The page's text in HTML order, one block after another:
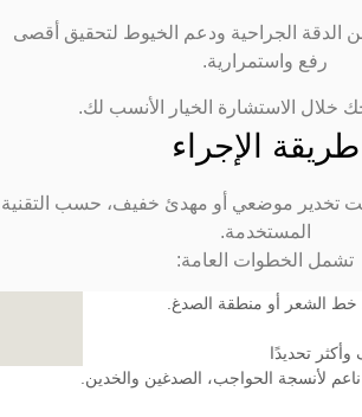
الدقة الجراحية ودعم الخيوط لتحقيق أقصى
رفع واستمرارية.
خلال الاستشارة الخيار الأنسب لك.
طريقة الإجراء
تخدير موضعي أو مهدئ خفيف، حسب التقنية
المستخدمة.
تشمل الخطوات العامة:
الشعر أو منطقة الصدغ.
تحديدًا
لأنسجة الحواجب، الصدغين والخدين.